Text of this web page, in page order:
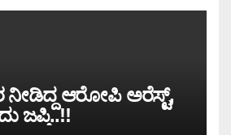
ನೀಡಿದ್ದ ಆರೋಪಿ ಅರೆಸ್ಟ್,
ಜಪ್ತಿ..!!